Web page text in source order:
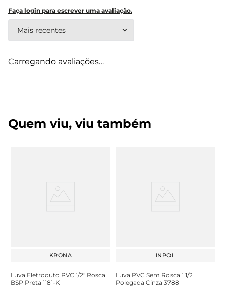
Faça login para escrever uma avaliação.
Mais recentes
Carregando avaliações…
Quem viu, viu também
KRONA
Luva Eletroduto PVC 1/2" Rosca
BSP Preta 1181-K
INPOL
Luva PVC Sem Rosca 1 1/2
Polegada Cinza 3788